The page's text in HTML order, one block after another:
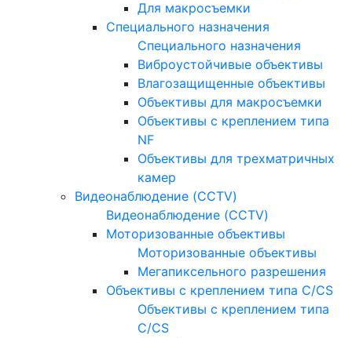
Для макросъемки
Специального назначения
Специального назначения
Виброустойчивые объективы
Влагозащищенные объективы
Объективы для макросъемки
Объективы с креплением типа
NF
Объективы для трехматричных
камер
Видеонаблюдение (CCTV)
Видеонаблюдение (CCTV)
Моторизованные объективы
Моторизованные объективы
Мегапиксельного разрешения
Объективы с креплением типа C/CS
Объективы с креплением типа
C/CS